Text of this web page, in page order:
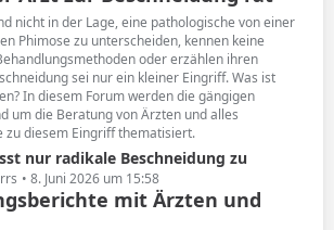
nicht in der Lage, eine pathologische von einer
Phimose zu unterscheiden, kennen keine
oder erzählen ihren
sei nur ein kleiner Eingriff. Was ist
In diesem Forum werden die gängigen
um die Beratung von Ärzten und alles
zu diesem Eingriff thematisiert.
nur radikale Beschneidung zu
8. Juni 2026 um 15:58
mit Ärzten und